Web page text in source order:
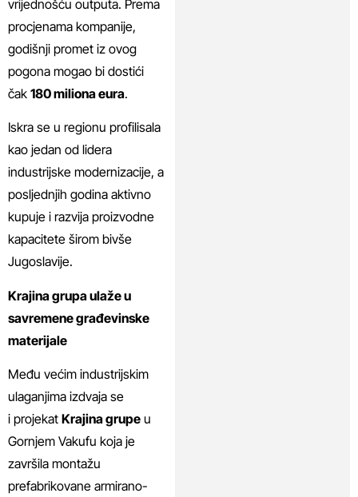
vrijednošću outputa. Prema
procjenama kompanije,
godišnji promet iz ovog
pogona mogao bi dostići
čak 180 miliona eura.
Iskra se u regionu profilisala
kao jedan od lidera
industrijske modernizacije, a
posljednjih godina aktivno
kupuje i razvija proizvodne
kapacitete širom bivše
Jugoslavije.
Krajina grupa ulaže u
savremene građevinske
materijale
Među većim industrijskim
ulaganjima izdvaja se
i projekat Krajina grupe u
Gornjem Vakufu koja je
završila montažu
prefabrikovane armirano-